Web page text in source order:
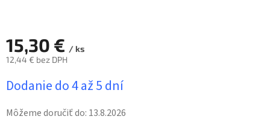
15,30 € / ks
12,44 € bez DPH
cena:
Dodanie do 4 až 5 dní
Môžeme doručiť do: 13.8.2026